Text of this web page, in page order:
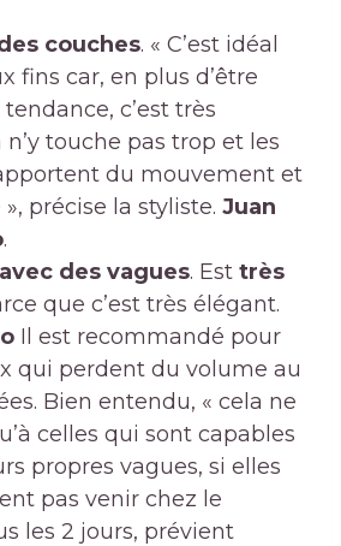
couches. « C’est idéal
fins car, en plus d’être
c’est très
touche pas trop et les
du mouvement et
précise la styliste. Juan
.
des vagues. Est très
que c’est très élégant.
Il est recommandé pour
qui perdent du volume au
Bien entendu, « cela ne
celles qui sont capables
propres vagues, si elles
pas venir chez le
les 2 jours, prévient